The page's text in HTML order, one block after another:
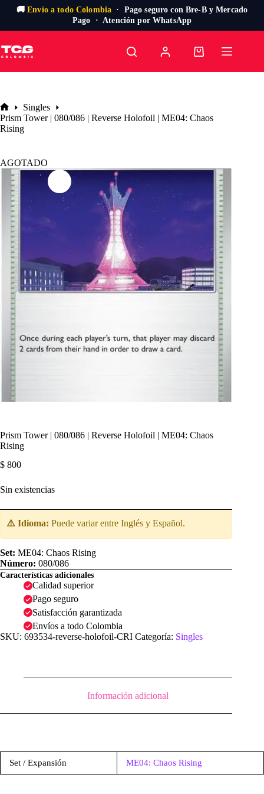
🚚Envío a todo Colombia · Pago seguro con Bre-B y Mercado
Pago · Atención por WhatsApp
al
contenido
Carro
Inicio
Singles
Prism Tower | 080/086 | Reverse Holofoil | ME04: Chaos
Rising
AGOTADO
Prism Tower | 080/086 | Reverse Holofoil | ME04: Chaos
Rising
$ 800
Sin existencias
⚠️ Idioma: Puede variar entre Inglés y Español.
Set: ME04: Chaos Rising
Número: 080/086
Características adicionales
Calidad superior
Pago seguro
Satisfacción garantizada
Envíos a todo Colombia
SKU: 693534-reverse-holofoil-CRI Categoría: Singles
Información adicional
Set / Expansión ME04: Chaos Rising